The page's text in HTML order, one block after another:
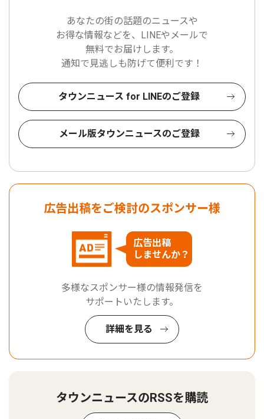
あなたの街の話題のニュースや
お得な情報などを、LINEやメールで
無料でお届けします。
通知で見逃しも防げて便利です！
タウンニュース for LINEのご登録
メール版タウンニュースのご登録
広告出稿をご検討のスポンサー様
広告出稿
しませんか？
多様なスポンサー様の情報発信を
サポートいたします。
詳細を見る
タウンニュースのRSSを購読